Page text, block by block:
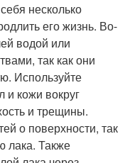
несколько
его жизнь. Во-
водой или
так как они
Используйте
и кожи вокруг
и трещины.
о поверхности, так
лака. Также